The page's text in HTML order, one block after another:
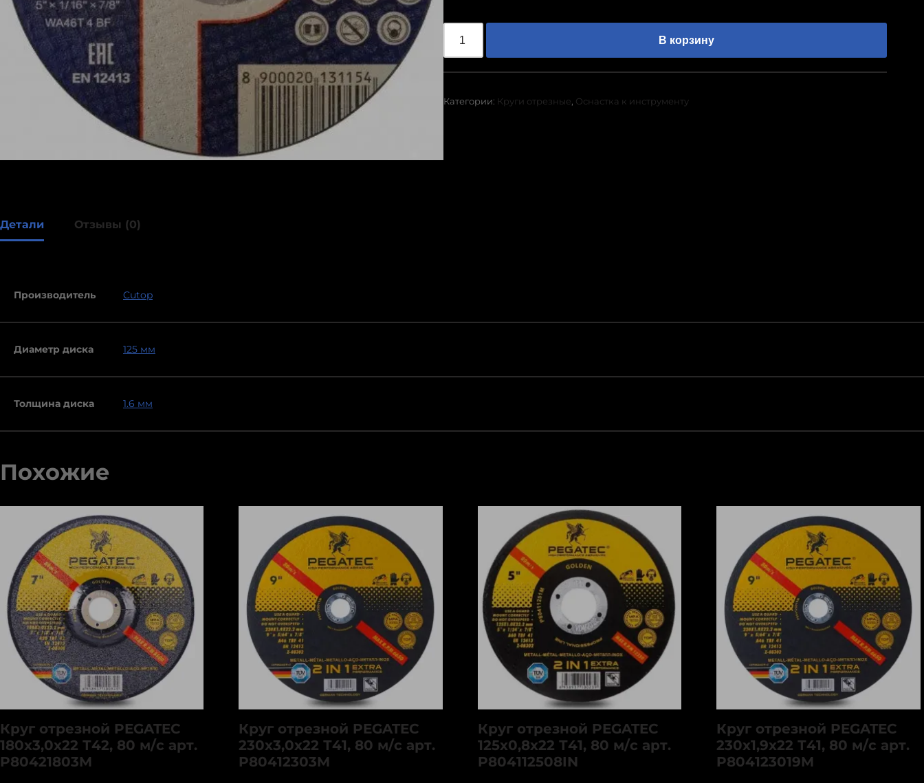
В корзину
Категории: Круги отрезные, Оснастка к инструменту
Детали Отзывы (0)
Производитель Cutop
Диаметр диска 125 мм
Толщина диска 1.6 мм
Похожие
Круг отрезной PEGATEC
180х3,0х22 Т42, 80 м/с арт.
P80421803M
Круг отрезной PEGATEC
230х3,0х22 Т41, 80 м/с арт.
P80412303M
Круг отрезной PEGATEC
125х0,8х22 Т41, 80 м/с арт.
P804112508IN
Круг отрезной PEGATEC
230х1,9х22 Т41, 80 м/с арт.
P804123019M